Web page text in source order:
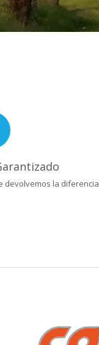
devolvemos la diferencia